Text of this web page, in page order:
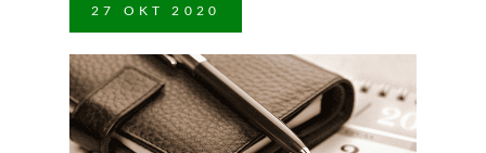
27 OKT 2020